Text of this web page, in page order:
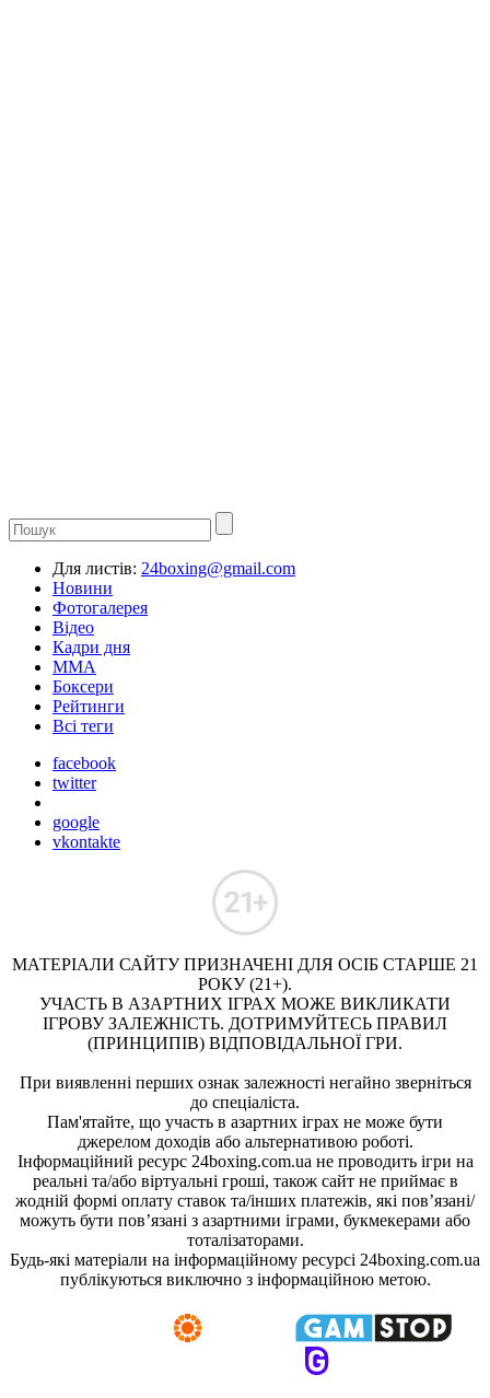
Для листів: 24boxing@gmail.com
Новини
Фотогалерея
Відео
Кадри дня
ММА
Боксери
Рейтинги
Всі теги
facebook
twitter
google
vkontakte
МАТЕРІАЛИ САЙТУ ПРИЗНАЧЕНІ ДЛЯ ОСІБ СТАРШЕ 21
РОКУ (21+).
УЧАСТЬ В АЗАРТНИХ ІГРАХ МОЖЕ ВИКЛИКАТИ
ІГРОВУ ЗАЛЕЖНІСТЬ. ДОТРИМУЙТЕСЬ ПРАВИЛ
(ПРИНЦИПІВ) ВІДПОВІДАЛЬНОЇ ГРИ.
При виявленні перших ознак залежності негайно зверніться
до спеціаліста.
Пам'ятайте, що участь в азартних іграх не може бути
джерелом доходів або альтернативою роботі.
Інформаційний ресурс 24boxing.com.ua не проводить ігри на
реальні та/або віртуальні гроші, також сайт не приймає в
жодній формі оплату ставок та/інших платежів, які пов’язані/
можуть бути пов’язані з азартними іграми, букмекерами або
тоталізаторами.
Будь-які матеріали на інформаційному ресурсі 24boxing.com.ua
публікуються виключно з інформаційною метою.